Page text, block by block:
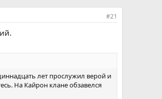
#21
лет прослужил верой и
На Кайрон клане обзавелся